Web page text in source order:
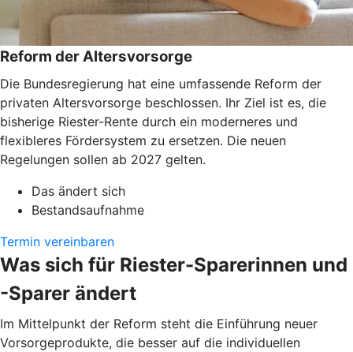
Reform der Altersvorsorge
Die Bundesregierung hat eine umfassende Reform der
privaten Altersvorsorge beschlossen. Ihr Ziel ist es, die
bisherige Riester-Rente durch ein moderneres und
flexibleres Fördersystem zu ersetzen. Die neuen
Regelungen sollen ab 2027 gelten.
Das ändert sich
Bestandsaufnahme
Termin vereinbaren
Was sich für Riester-Sparerinnen und
-Sparer ändert
Im Mittelpunkt der Reform steht die Einführung neuer
Vorsorgeprodukte, die besser auf die individuellen